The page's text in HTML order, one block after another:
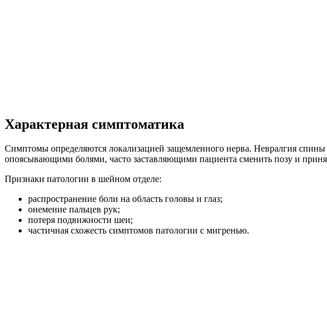
Характерная симптоматика
Симптомы определяются локализацией защемленного нерва. Невралгия
опоясывающими болями, часто заставляющими пациента сменить позу и
Признаки патологии в шейном отделе:
распространение боли на область головы и глаз;
онемение пальцев рук;
потеря подвижности шеи;
частичная схожесть симптомов патологии с мигренью.